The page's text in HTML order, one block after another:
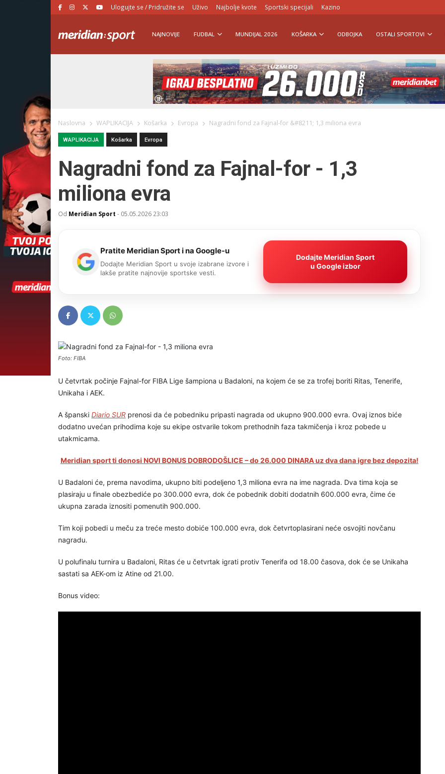
Ulogujte se / Pridružite se Uživo Najbolje kvote Sportski specijali Kazino
NAJNOVIJE FUDBAL MUNDIJAL 2026 KOŠARKA ODBOJKA OSTALI SPORTOVI
Naslovna WAPLIKACIJA Košarka Evropa Nagradni fond za Fajnal-for &#8211; 1,3 miliona evra
WAPLIKACIJA Košarka Evropa
Nagradni fond za Fajnal-for - 1,3
miliona evra
Od Meridian Sport - 05.05.2026 23:03
Pratite Meridian Sport i na Google-u
Dodajte Meridian Sport u svoje izabrane izvore i
lakše pratite najnovije sportske vesti.
Dodajte Meridian Sport
u Google izbor
Foto: FIBA
U četvrtak počinje Fajnal-for FIBA Lige šampiona u Badaloni, na kojem će se za trofej boriti Ritas, Tenerife,
Unikaha i AEK.
A španski Diario SUR prenosi da će pobedniku pripasti nagrada od ukupno 900.000 evra. Ovaj iznos biće
dodatno uvećan prihodima koje su ekipe ostvarile tokom prethodnih faza takmičenja i kroz pobede u
utakmicama.
Meridian sport ti donosi NOVI BONUS DOBRODOŠLICE – do 26.000 DINARA uz dva dana igre bez depozita!
U Badaloni će, prema navodima, ukupno biti podeljeno 1,3 miliona evra na ime nagrada. Dva tima koja se
plasiraju u finale obezbediće po 300.000 evra, dok će pobednik dobiti dodatnih 600.000 evra, čime će
ukupna zarada iznositi pomenutih 900.000.
Tim koji pobedi u meču za treće mesto dobiće 100.000 evra, dok četvrtoplasirani neće osvojiti novčanu
nagradu.
U polufinalu turnira u Badaloni, Ritas će u četvrtak igrati protiv Tenerifa od 18.00 časova, dok će se Unikaha
sastati sa AEK-om iz Atine od 21.00.
Bonus video: